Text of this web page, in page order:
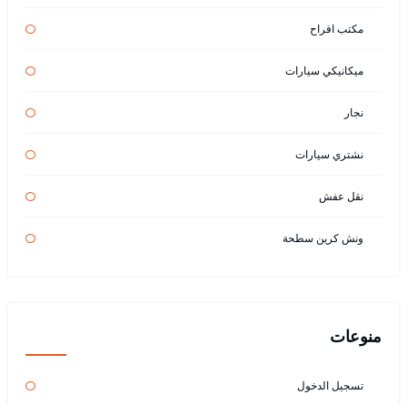
مكتب افراح
ميكانيكي سيارات
نجار
نشتري سيارات
نقل عفش
ونش كرين سطحة
منوعات
تسجيل الدخول